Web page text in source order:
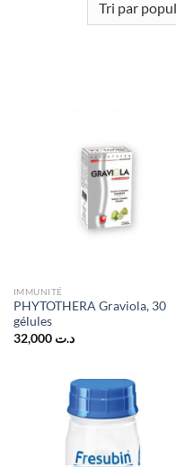
IMMUNITÉ
PHYTOTHERA Graviola, 30
gélules
د.ت 32,000